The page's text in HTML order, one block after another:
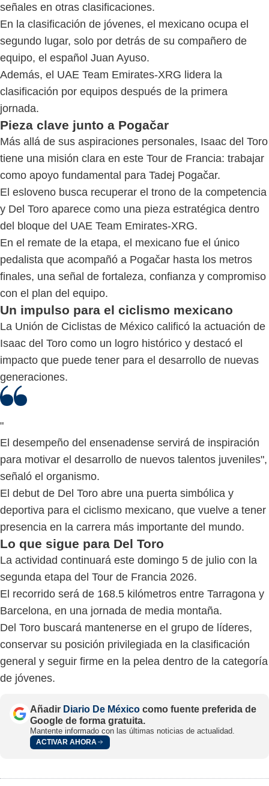
señales en otras clasificaciones.
En la clasificación de jóvenes, el mexicano ocupa el
segundo lugar, solo por detrás de su compañero de
equipo, el español Juan Ayuso.
Además, el UAE Team Emirates-XRG lidera la
clasificación por equipos después de la primera
jornada.
Pieza clave junto a Pogačar
Más allá de sus aspiraciones personales, Isaac del Toro
tiene una misión clara en este Tour de Francia: trabajar
como apoyo fundamental para Tadej Pogačar.
El esloveno busca recuperar el trono de la competencia
y Del Toro aparece como una pieza estratégica dentro
del bloque del UAE Team Emirates-XRG.
En el remate de la etapa, el mexicano fue el único
pedalista que acompañó a Pogačar hasta los metros
finales, una señal de fortaleza, confianza y compromiso
con el plan del equipo.
Un impulso para el ciclismo mexicano
La Unión de Ciclistas de México calificó la actuación de
Isaac del Toro como un logro histórico y destacó el
impacto que puede tener para el desarrollo de nuevas
generaciones.
"
El desempeño del ensenadense servirá de inspiración
para motivar el desarrollo de nuevos talentos juveniles",
señaló el organismo.
El debut de Del Toro abre una puerta simbólica y
deportiva para el ciclismo mexicano, que vuelve a tener
presencia en la carrera más importante del mundo.
Lo que sigue para Del Toro
La actividad continuará este domingo 5 de julio con la
segunda etapa del Tour de Francia 2026.
El recorrido será de 168.5 kilómetros entre Tarragona y
Barcelona, en una jornada de media montaña.
Del Toro buscará mantenerse en el grupo de líderes,
conservar su posición privilegiada en la clasificación
general y seguir firme en la pelea dentro de la categoría
de jóvenes.
Añadir Diario De México como fuente preferida de
Google de forma gratuita.
Mantente informado con las últimas noticias de actualidad.
ACTIVAR AHORA